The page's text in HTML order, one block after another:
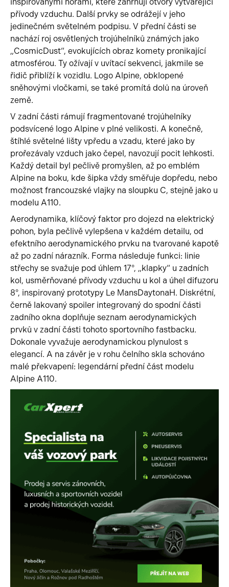
přívody vzduchu. Další prvky se odrážejí v jeho
jedinečném světelném podpisu. V přední části se
nachází roj osvětlených trojúhelníků známých jako
„CosmicDust“, evokujících obraz komety pronikající
atmosférou. Ty ožívají v uvítací sekvenci, jakmile se
řidič přiblíží k vozidlu. Logo Alpine, obklopené
sněhovými vločkami, se také promítá dolů na úroveň
země.
V zadní části rámují fragmentované trojúhelníky
podsvícené logo Alpine v plné velikosti. A konečně,
štíhlé světelné lišty vpředu a vzadu, které jako by
prořezávaly vzduch jako čepel, navozují pocit lehkosti.
Každý detail byl pečlivě promyšlen, až po emblém
Alpine na boku, kde šipka vždy směřuje dopředu, nebo
možnost francouzské vlajky na sloupku C, stejně jako u
modelu A110.
Aerodynamika, klíčový faktor pro dojezd na elektrický
pohon, byla pečlivě vylepšena v každém detailu, od
efektního aerodynamického prvku na tvarované kapotě
až po zadní nárazník. Forma následuje funkci: linie
střechy se svažuje pod úhlem 17°, „klapky“ u zadních
kol, usměrňované přívody vzduchu u kol a úhel difuzoru
8°, inspirovaný prototypy Le MansDaytonaH. Diskrétní,
černě lakovaný spoiler integrovaný do spodní části
zadního okna doplňuje seznam aerodynamických
prvků v zadní části tohoto sportovního fastbacku.
Dokonale vyvažuje aerodynamickou plynulost s
elegancí. A na závěr je v rohu čelního skla schováno
malé překvapení: legendární přední část modelu
Alpine A110.